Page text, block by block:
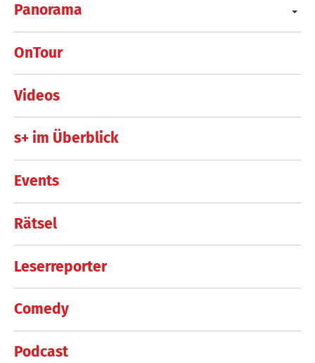
Panorama
OnTour
Videos
s+ im Überblick
Events
Rätsel
Leserreporter
Comedy
Podcast